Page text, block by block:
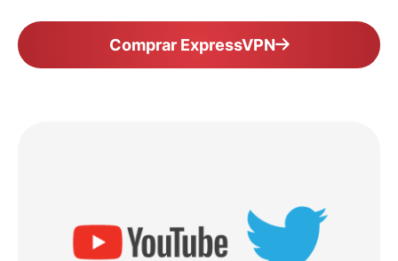
Comprar ExpressVPN